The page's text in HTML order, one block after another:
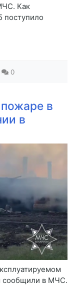
Как
поступило
0
в
в
сообщили в МЧС.